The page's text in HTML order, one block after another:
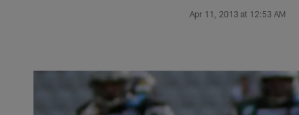
Apr 11, 2013 at 12:53 AM